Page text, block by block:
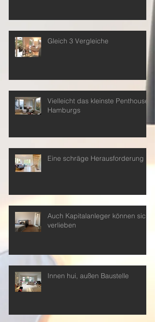
Gleich 3 Vergleiche
Vielleicht das kleinste Penthouse
Hamburgs
Eine schräge Herausforderung
Auch Kapitalanleger können sich
verlieben
Innen hui, außen Baustelle